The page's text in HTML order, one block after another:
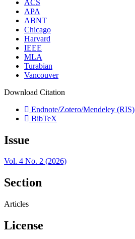
ACS
APA
ABNT
Chicago
Harvard
IEEE
MLA
Turabian
Vancouver
Download Citation
Endnote/Zotero/Mendeley (RIS)
BibTeX
Issue
Vol. 4 No. 2 (2026)
Section
Articles
License